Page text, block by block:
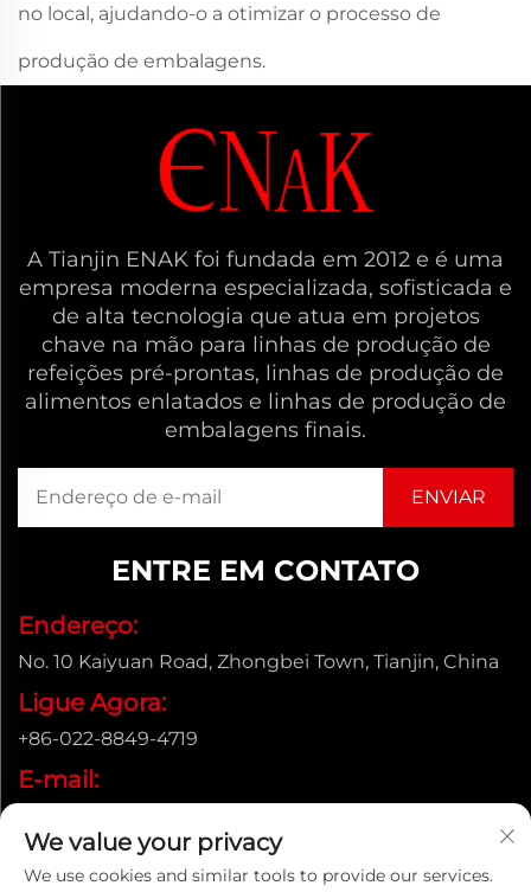
no local, ajudando-o a otimizar o processo de
produção de embalagens.
A Tianjin ENAK foi fundada em 2012 e é uma
empresa moderna especializada, sofisticada e
de alta tecnologia que atua em projetos
chave na mão para linhas de produção de
refeições pré-prontas, linhas de produção de
alimentos enlatados e linhas de produção de
embalagens finais.
ENTRE EM CONTATO
Endereço:
No. 10 Kaiyuan Road, Zhongbei Town, Tianjin, China
Ligue Agora:
+86-022-8849-4719
E-mail:
We value your privacy
We use cookies and similar tools to provide our services.